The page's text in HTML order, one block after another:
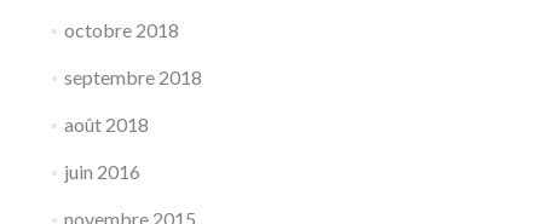
octobre 2018
septembre 2018
août 2018
juin 2016
novembre 2015